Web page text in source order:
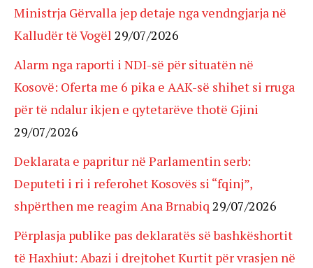
Ministrja Gërvalla jep detaje nga vendngjarja në
Kalludër të Vogël 29/07/2026
Alarm nga raporti i NDI-së për situatën në
Kosovë: Oferta me 6 pika e AAK-së shihet si rruga
për të ndalur ikjen e qytetarëve thotë Gjini
29/07/2026
Deklarata e papritur në Parlamentin serb:
Deputeti i ri i referohet Kosovës si “fqinj”,
shpërthen me reagim Ana Brnabiq 29/07/2026
Përplasja publike pas deklaratës së bashkëshortit
të Haxhiut: Abazi i drejtohet Kurtit për vrasjen në